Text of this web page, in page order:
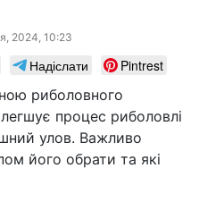
2024, 10:23
Надіслати
Pintrest
риболовного
процес риболовлі
улов. Важливо
його обрати та які